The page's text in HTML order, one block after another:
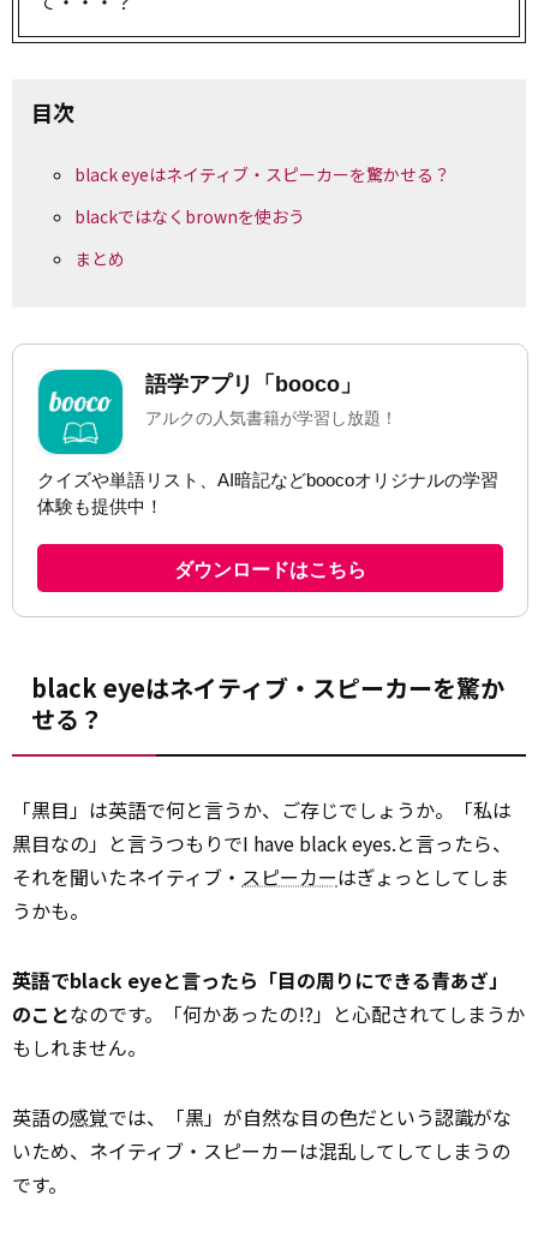
目次
black eyeはネイティブ・スピーカーを驚かせる？
blackではなくbrownを使おう
まとめ
black eyeはネイティブ・スピーカーを驚か
せる？
「黒目」は英語で何と言うか、ご存じでしょうか。「私は
黒目なの」と言うつもりでI have black eyes.と言ったら、
それを聞いたネイティブ・ スピーカーはぎょっとしてしま
うかも。
英語でblack eyeと言ったら「目の周りにできる青あざ」
のことなのです。「何かあったの!?」と心配されてしまうか
もしれません。
英語の感覚では、「黒」が自然な目の色だという認識がな
いため、ネイティブ・スピーカーは混乱してしてしまうの
です。